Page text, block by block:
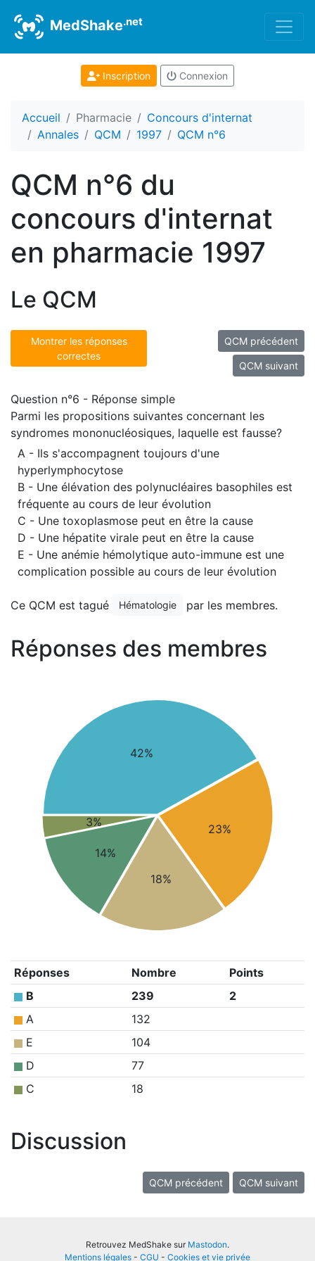
MedShake.net
Inscription Connexion
Accueil Pharmacie
Concours d'internat
Annales
QCM 1997 QCM n°6
QCM n°6 du
concours d'internat
en pharmacie 1997
Le QCM
Montrer les réponses
correctes
QCM précédent
QCM suivant
Question n°6 - Réponse simple
Parmi les propositions suivantes concernant les
syndromes mononucléosiques, laquelle est fausse?
A - Ils s'accompagnent toujours d'une
hyperlymphocytose
B - Une élévation des polynucléaires basophiles est
fréquente au cours de leur évolution
C - Une toxoplasmose peut en être la cause
D - Une hépatite virale peut en être la cause
E - Une anémie hémolytique auto-immune est une
complication possible au cours de leur évolution
Ce QCM est tagué Hématologie par les membres.
Réponses des membres
42%
23%
18%
14%
3%
Réponses Nombre
Points
B
239
2
A
132
E
104
D
77
C
18
Discussion
QCM précédent QCM suivant
Retrouvez MedShake sur Mastodon.
Mentions légales - CGU - Cookies et vie privée